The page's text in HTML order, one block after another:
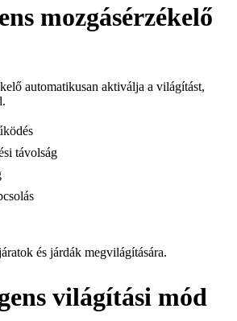
mozgásérzékelő
automatikusan aktiválja a világítást,
távolság
és járdák megvilágítására.
világítási mód